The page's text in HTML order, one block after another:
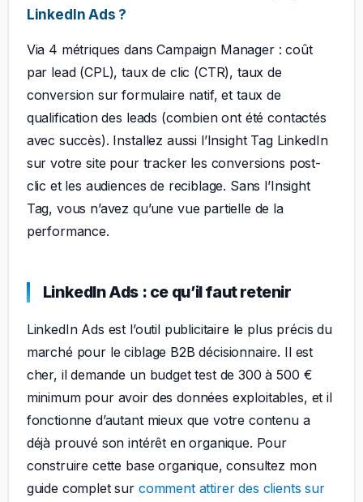
LinkedIn Ads ?
Via 4 métriques dans Campaign Manager : coût
par lead (CPL), taux de clic (CTR), taux de
conversion sur formulaire natif, et taux de
qualification des leads (combien ont été contactés
avec succès). Installez aussi l’Insight Tag LinkedIn
sur votre site pour tracker les conversions post-
clic et les audiences de reciblage. Sans l’Insight
Tag, vous n’avez qu’une vue partielle de la
performance.
LinkedIn Ads : ce qu’il faut retenir
LinkedIn Ads est l’outil publicitaire le plus précis du
marché pour le ciblage B2B décisionnaire. Il est
cher, il demande un budget test de 300 à 500 €
minimum pour avoir des données exploitables, et il
fonctionne d’autant mieux que votre contenu a
déjà prouvé son intérêt en organique. Pour
construire cette base organique, consultez mon
guide complet sur comment attirer des clients sur